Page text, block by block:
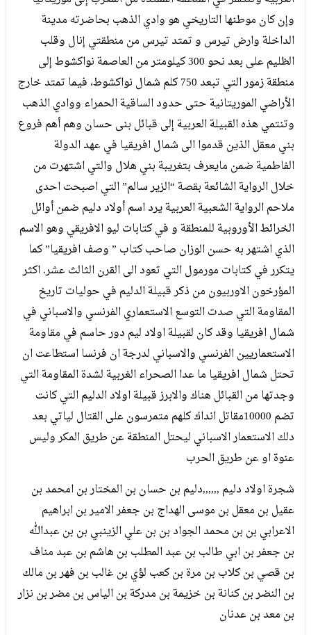
وإن كان موطنها التاريخي هو وادي الذهب بحاضرته مدينة
الداخلة وارض تيرس و تمتد تيرس من منطقتي إنال وقلب
الظليم على بعد نحو 300 كيلومتر من العاصمة نواكشوط إلى
منطقة زمور التي تبعد 750 كلم شمال نواكشوط، فيما تمتد خارج
الأراضي الموريتانية حتى حدود الساقية الحمراء ووادي الذهب
وتنتمي هذه القبيلة العربية إلى قبائل بنى حسان وهم أهم فروع
بني معقل الذين قدموا الى شمال افريقيا في عهد الدولة
الفاطمية ضمن مايعرف بتغريبة بني هلال والتي اشتهرت من
خلال الرواية الشائعة بقصة “الزير سالم” التي اصبحت احدى
ملاحم الرواية الشعبية العربية يرد اسم أولاد دليم ضمن أوائل
الخرائط الأوروبية للمنطقة و في كتابات ليو الافريقي وهو الاسم
الذي اشتهر به حسن الوزان صاحب كتاب ” وصف افريقيا” كما
يتكرر في كتابات مورمول التي تعود الى القرن الثالث عشر. اكثر
المؤرخون الاوربيون من ذكر قبيلة الدليم في حوليات تاريخ
المقاومة التي صدت التوسع الاستعماري الفرنسي والاسباني في
شمال افريقيا وقد كان لقبيلة اولاد ليم دور حاسم في مقاومة
الاستعماريين الفرنسي والاسباني لدرجة ان فرنسا استطاعت ان
تحتل شمال افريقيا ما عدا الصحراء الغربية لشدة المقاومة التي
وجدتها من القبائل هناك والابرز قبيلة اولاد الدليم التي كانت
تضم 10000مقاتل انداك كلهم متمرسون على القتال لياتي بعد
دلك الاستعمار الاسباني ليحتل المنطقة عن طريق المكر وليس
عنوة او عن طريق الحرب
شجرة اولاد دليم ,,,,,,دليم بن حسان بن المختار بن امحمد بن
عقيل بن معقل بن موسى الهداج بن جعفر الامير بن ابراهيم
الاعرابي بن بن محمد الجواد بن بن علي الزينبي بن بن عبدالله
بن جعفر بن ابي طالب بن عبد المطلب بن هاشم بن عبد مناف
بن قصي بن كلاب بن مرة بن كعب لؤي بن غالب بن فهر بن مالك
بن النضر بن كنانة بن خزيمة بن مدركة بن الياس بن مضر بن نزار
بن معد بن عدنان